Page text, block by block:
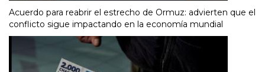
Acuerdo para reabrir el estrecho de Ormuz: advierten que el
conflicto sigue impactando en la economía mundial